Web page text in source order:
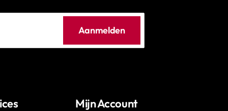
Aanmelden
Mijn Account